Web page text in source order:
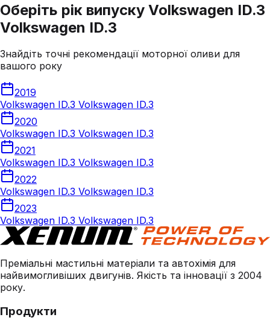
Оберіть рік випуску Volkswagen ID.3
Volkswagen ID.3
Знайдіть точні рекомендації моторної оливи для
вашого року
2019
Volkswagen ID.3 Volkswagen ID.3
2020
Volkswagen ID.3 Volkswagen ID.3
2021
Volkswagen ID.3 Volkswagen ID.3
2022
Volkswagen ID.3 Volkswagen ID.3
2023
Volkswagen ID.3 Volkswagen ID.3
Преміальні мастильні матеріали та автохімія для
найвимогливіших двигунів. Якість та інновації з 2004
року.
Продукти